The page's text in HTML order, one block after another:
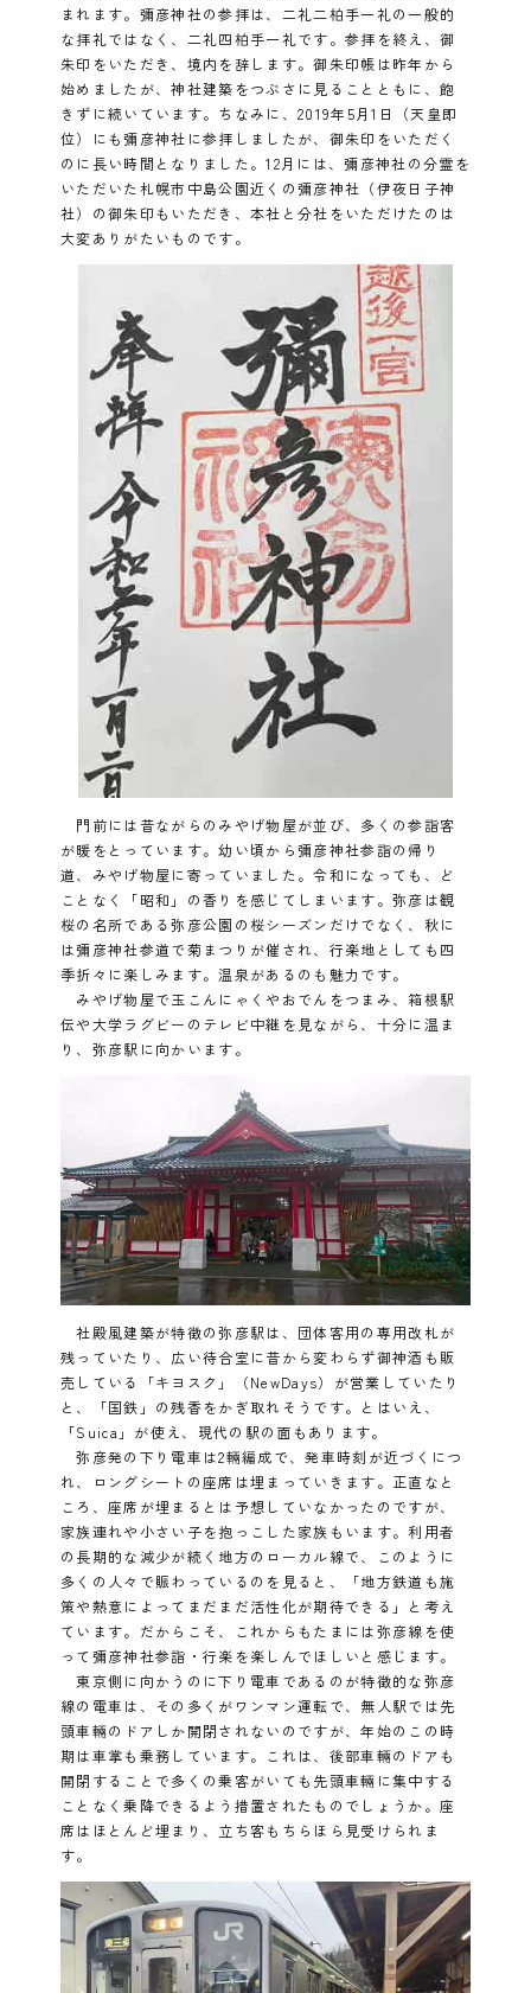
まれます。彌彦神社の参拝は、二礼二柏手一礼の一般的
な拝礼ではなく、二礼四柏手一礼です。参拝を終え、御
朱印をいただき、境内を辞します。御朱印帳は昨年から
始めましたが、神社建築をつぶさに見ることともに、飽
きずに続いています。ちなみに、2019年5月1日（天皇即
位）にも彌彦神社に参拝しましたが、御朱印をいただく
のに長い時間となりました。12月には、彌彦神社の分霊を
いただいた札幌市中島公園近くの彌彦神社（伊夜日子神
社）の御朱印もいただき、本社と分社をいただけたのは
大変ありがたいものです。
門前には昔ながらのみやげ物屋が並び、多くの参詣客
が暖をとっています。幼い頃から彌彦神社参詣の帰り
道、みやげ物屋に寄っていました。令和になっても、ど
ことなく「昭和」の香りを感じてしまいます。弥彦は観
桜の名所である弥彦公園の桜シーズンだけでなく、秋に
は彌彦神社参道で菊まつりが催され、行楽地としても四
季折々に楽しみます。温泉があるのも魅力です。
みやげ物屋で玉こんにゃくやおでんをつまみ、箱根駅
伝や大学ラグビーのテレビ中継を見ながら、十分に温ま
り、弥彦駅に向かいます。
社殿風建築が特徴の弥彦駅は、団体客用の専用改札が
残っていたり、広い待合室に昔から変わらず御神酒も販
売している「キヨスク」（NewDays）が営業していたり
と、「国鉄」の残香をかぎ取れそうです。とはいえ、
「Suica」が使え、現代の駅の面もあります。
弥彦発の下り電車は2輛編成で、発車時刻が近づくにつ
れ、ロングシートの座席は埋まっていきます。正直なと
ころ、座席が埋まるとは予想していなかったのですが、
家族連れや小さい子を抱っこした家族もいます。利用者
の長期的な減少が続く地方のローカル線で、このように
多くの人々で賑わっているのを見ると、「地方鉄道も施
策や熱意によってまだまだ活性化が期待できる」と考え
ています。だからこそ、これからもたまには弥彦線を使
って彌彦神社参詣・行楽を楽しんでほしいと感じます。
東京側に向かうのに下り電車であるのが特徴的な弥彦
線の電車は、その多くがワンマン運転で、無人駅では先
頭車輛のドアしか開閉されないのですが、年始のこの時
期は車掌も乗務しています。これは、後部車輛のドアも
開閉することで多くの乗客がいても先頭車輛に集中する
ことなく乗降できるよう措置されたものでしょうか。座
席はほとんど埋まり、立ち客もちらほら見受けられま
す。